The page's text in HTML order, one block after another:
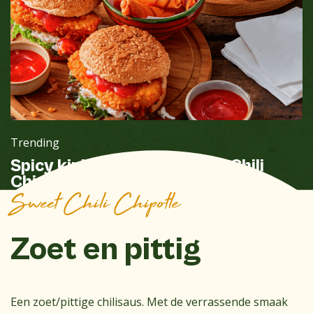
Trending
Spicy kipburger met Sweet Chili
Chipotle saus en kaastengels
Sweet Chili Chipotle
Zoet en pittig
Een zoet/pittige chilisaus. Met de verrassende smaak